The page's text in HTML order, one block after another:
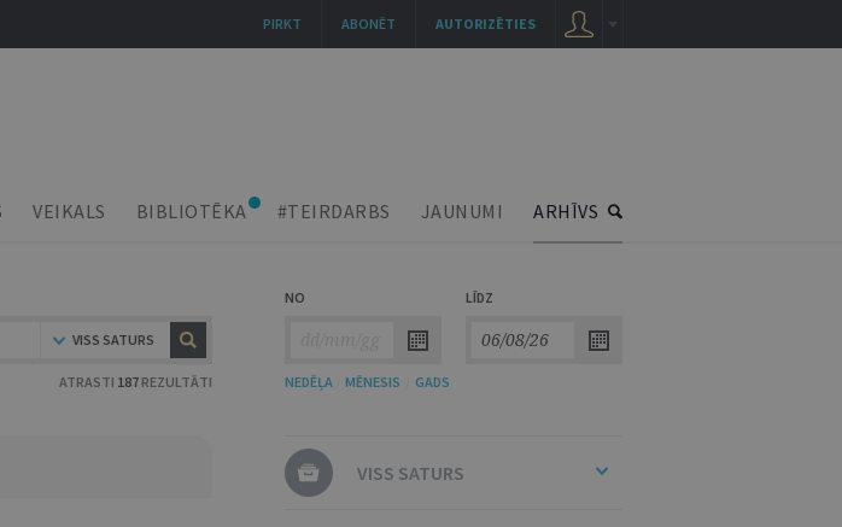
VEIKALS BIBLIOTĒKA #TEIRDARBS JAUNUMI ARHĪVS
VISS SATURS
ATRASTI 187 REZULTĀTI
NO LĪDZ
NEDĒĻA MĒNESIS GADS
VISS SATURS
AUTORIZĒTIES
ABONĒT
PIRKT